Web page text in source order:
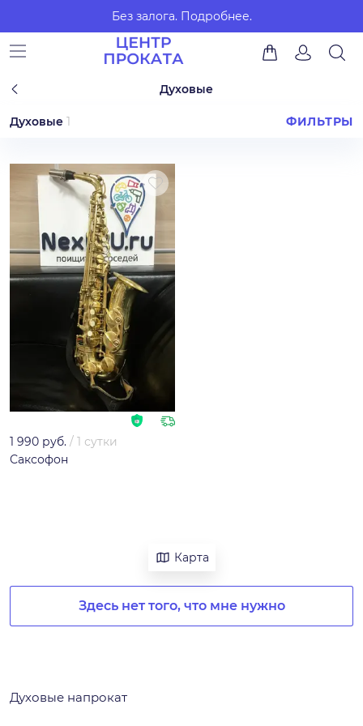
Без залога. Подробнее.
Духовые
Духовые 1 ФИЛЬТРЫ
1 990 руб. / 1 сутки
Саксофон
Карта
Здесь нет того, что мне нужно
Духовые напрокат